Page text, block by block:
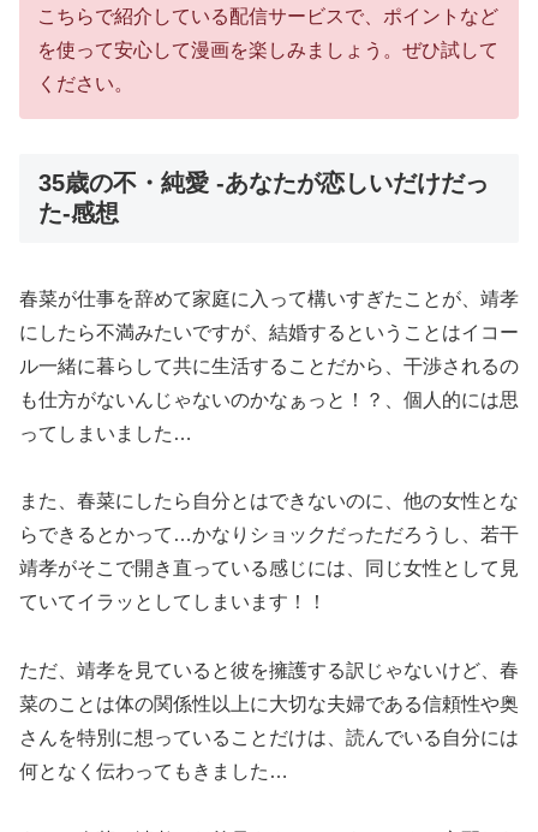
こちらで紹介している配信サービスで、ポイントなど
を使って安心して漫画を楽しみましょう。ぜひ試して
ください。
35歳の不・純愛 -あなたが恋しいだけだっ
た-感想
春菜が仕事を辞めて家庭に入って構いすぎたことが、靖孝
にしたら不満みたいですが、結婚するということはイコー
ル一緒に暮らして共に生活することだから、干渉されるの
も仕方がないんじゃないのかなぁっと！？、個人的には思
ってしまいました…
また、春菜にしたら自分とはできないのに、他の女性とな
らできるとかって…かなりショックだっただろうし、若干
靖孝がそこで開き直っている感じには、同じ女性として見
ていてイラッとしてしまいます！！
ただ、靖孝を見ていると彼を擁護する訳じゃないけど、春
菜のことは体の関係性以上に大切な夫婦である信頼性や奥
さんを特別に想っていることだけは、読んでいる自分には
何となく伝わってもきました…